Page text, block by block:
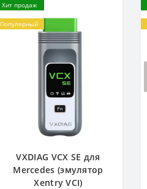
Хит продаж
Популярный
VXDIAG VCX SE для
Mercedes (эмулятор
Xentry VCI)